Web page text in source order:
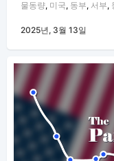
물동량, 미국, 동부, 서부,
2025년, 3월 13일